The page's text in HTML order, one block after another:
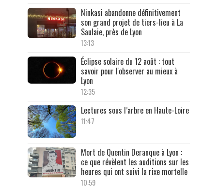
Ninkasi abandonne définitivement
son grand projet de tiers-lieu à La
Saulaie, près de Lyon
13:13
Éclipse solaire du 12 août : tout
savoir pour l'observer au mieux à
Lyon
12:35
Lectures sous l’arbre en Haute-Loire
11:47
Mort de Quentin Deranque à Lyon :
ce que révèlent les auditions sur les
heures qui ont suivi la rixe mortelle
10:59